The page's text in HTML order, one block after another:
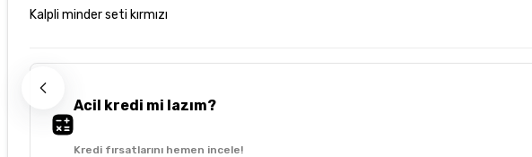
Kalpli minder seti kırmızı
Acil kredi mi lazım?
Kredi fırsatlarını hemen incele!